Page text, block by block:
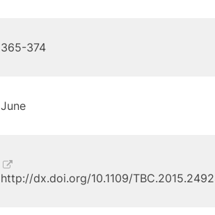
365-374
June
http://dx.doi.org/10.1109/